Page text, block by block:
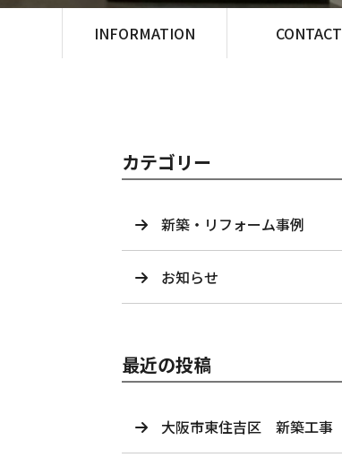
INFORMATION CONTACT
カテゴリー
新築・リフォーム事例
お知らせ
最近の投稿
大阪市東住吉区 新築工事